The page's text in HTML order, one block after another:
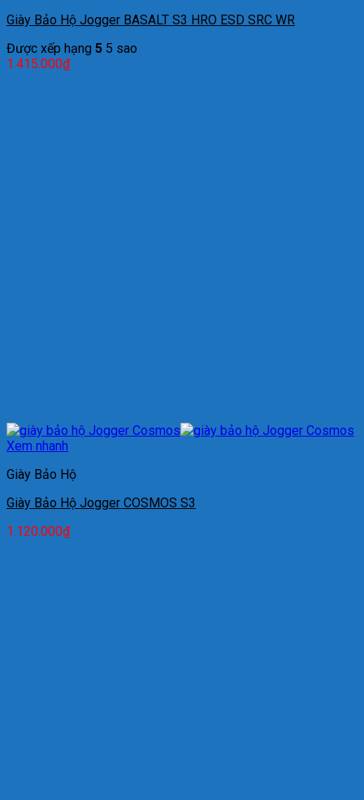
Giày Bảo Hộ Jogger BASALT S3 HRO ESD SRC WR
Được xếp hạng 5 5 sao
1.415.000₫
Xem nhanh
Giày Bảo Hộ
Giày Bảo Hộ Jogger COSMOS S3
1.120.000₫